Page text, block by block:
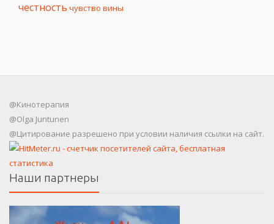
честность чувство вины
@Кинотерапия
@Olga Juntunen
@Цитирование разрешено при условии наличия ссылки на сайт.
Наши партнеры